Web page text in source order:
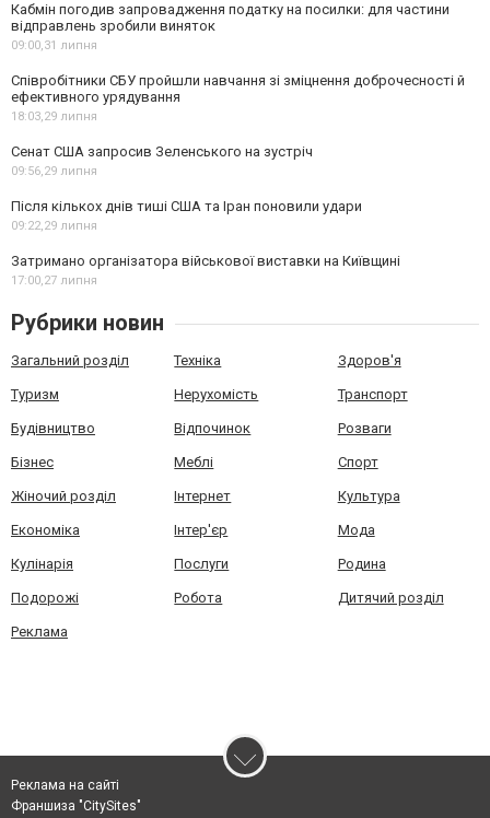
Кабмін погодив запровадження податку на посилки: для частини
відправлень зробили виняток
09:00,31 липня
Співробітники СБУ пройшли навчання зі зміцнення доброчесності й
ефективного урядування
18:03,29 липня
Сенат США запросив Зеленського на зустріч
09:56,29 липня
Після кількох днів тиші США та Іран поновили удари
09:22,29 липня
Затримано організатора військової виставки на Київщині
17:00,27 липня
Рубрики новин
Загальний розділ Техніка Здоров'я
Туризм Нерухомість Транспорт
Будівництво Відпочинок Розваги
Бізнес Меблі Спорт
Жіночий розділ Інтернет Культура
Економіка Інтер'єр Мода
Кулінарія Послуги Родина
Подорожі Робота Дитячий розділ
Реклама
Реклама на сайті
Франшиза "CitySites"